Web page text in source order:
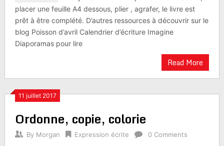
placer une feuille A4 dessous, plier , agrafer, le livre est
prêt à être complété. D’autres ressources à découvrir sur le
blog Poisson d’avril Calendrier d’écriture Imagine
Diaporamas pour lire
Read More
11 juillet 2017
Ordonne, copie, colorie
By Morgan Expression écrite 0 Comments